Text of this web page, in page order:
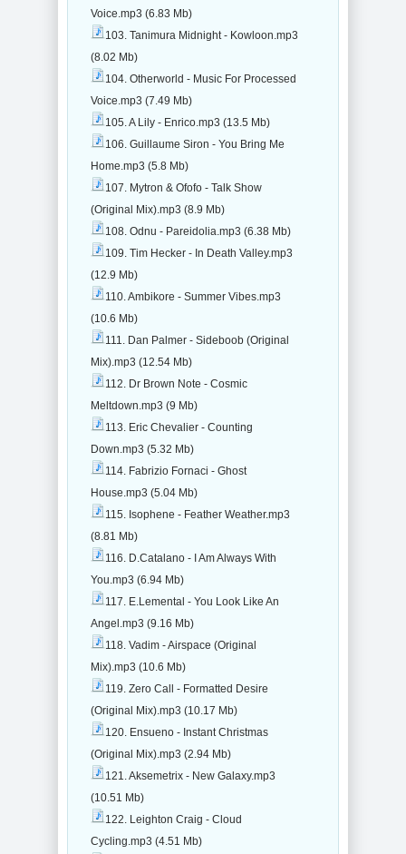
Voice.mp3 (6.83 Mb)
103. Tanimura Midnight - Kowloon.mp3
(8.02 Mb)
104. Otherworld - Music For Processed
Voice.mp3 (7.49 Mb)
105. A Lily - Enrico.mp3 (13.5 Mb)
106. Guillaume Siron - You Bring Me
Home.mp3 (5.8 Mb)
107. Mytron & Ofofo - Talk Show
(Original Mix).mp3 (8.9 Mb)
108. Odnu - Pareidolia.mp3 (6.38 Mb)
109. Tim Hecker - In Death Valley.mp3
(12.9 Mb)
110. Ambikore - Summer Vibes.mp3
(10.6 Mb)
111. Dan Palmer - Sideboob (Original
Mix).mp3 (12.54 Mb)
112. Dr Brown Note - Cosmic
Meltdown.mp3 (9 Mb)
113. Eric Chevalier - Counting
Down.mp3 (5.32 Mb)
114. Fabrizio Fornaci - Ghost
House.mp3 (5.04 Mb)
115. Isophene - Feather Weather.mp3
(8.81 Mb)
116. D.Catalano - I Am Always With
You.mp3 (6.94 Mb)
117. E.Lemental - You Look Like An
Angel.mp3 (9.16 Mb)
118. Vadim - Airspace (Original
Mix).mp3 (10.6 Mb)
119. Zero Call - Formatted Desire
(Original Mix).mp3 (10.17 Mb)
120. Ensueno - Instant Christmas
(Original Mix).mp3 (2.94 Mb)
121. Aksemetrix - New Galaxy.mp3
(10.51 Mb)
122. Leighton Craig - Cloud
Cycling.mp3 (4.51 Mb)